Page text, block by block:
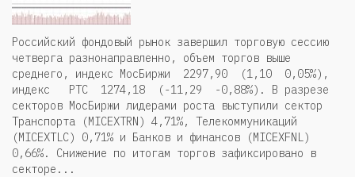
Российский фондовый рынок завершил торговую сессию
четверга разнонаправленно, объем торгов выше
среднего, индекс МосБиржи 2297,90 (1,10 0,05%),
индекс РТС 1274,18 (-11,29 -0,88%). В разрезе
секторов МосБиржи лидерами роста выступили сектор
Транспорта (MICEXTRN) 4,71%, Телекоммуникаций
(MICEXTLC) 0,71% и Банков и финансов (MICEXFNL)
0,66%. Снижение по итогам торгов зафиксировано в
секторе...